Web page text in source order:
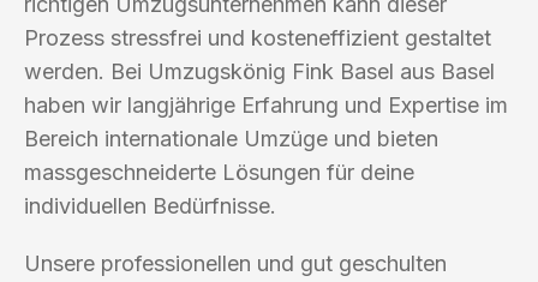
Prozess stressfrei und kosteneffizient gestaltet
werden. Bei Umzugskönig Fink Basel aus Basel
haben wir langjährige Erfahrung und Expertise im
Bereich internationale Umzüge und bieten
massgeschneiderte Lösungen für deine
individuellen Bedürfnisse.
Unsere professionellen und gut geschulten